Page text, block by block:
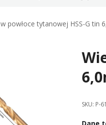
powłoce tytanowej HSS-G tin
SKU: P-